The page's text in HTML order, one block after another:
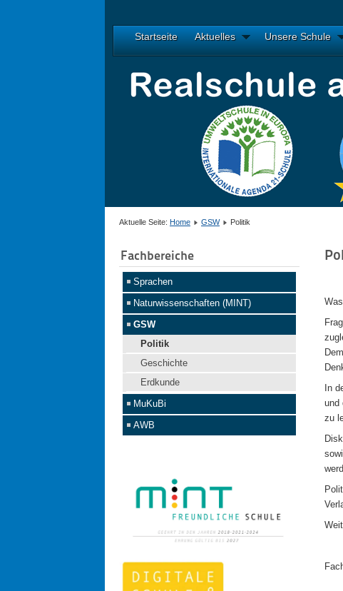
Startseite Aktuelles Unsere Schule
Aktuelle Seite: Home GSW Politik
Fachbereiche
Sprachen
Naturwissenschaften (MINT)
GSW
Politik
Geschichte
Erdkunde
MuKuBi
AWB
In
und
zu